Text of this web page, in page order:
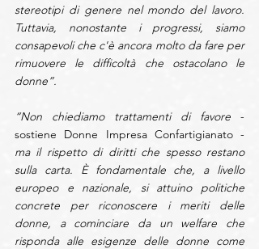
stereotipi di genere nel mondo del lavoro.
Tuttavia, nonostante i progressi, siamo
consapevoli che c'è ancora molto da fare per
rimuovere le difficoltà che ostacolano le
donne”.
“Non chiediamo trattamenti di favore -
sostiene Donne Impresa Confartigianato -
ma il rispetto di diritti che spesso restano
sulla carta. È fondamentale che, a livello
europeo e nazionale, si attuino politiche
concrete per riconoscere i meriti delle
donne, a cominciare da un welfare che
risponda alle esigenze delle donne come